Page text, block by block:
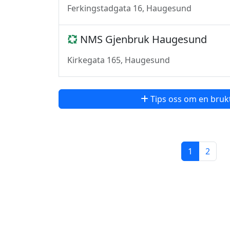
Ferkingstadgata 16, Haugesund
NMS Gjenbruk Haugesund
Kirkegata 165, Haugesund
Tips oss om en
1 2